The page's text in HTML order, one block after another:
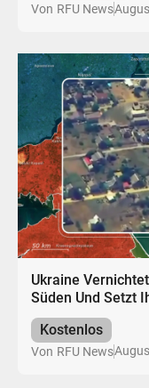
Von RFU News
Ukraine
Süden Und Setzt
Kostenlos
Von RFU News